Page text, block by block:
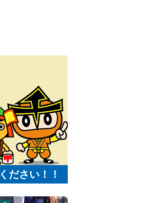
ださい！！